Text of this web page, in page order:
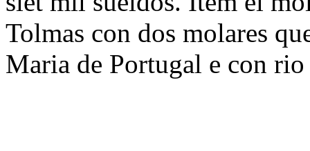
Tolmas con dos molares
Maria de Portugal e con